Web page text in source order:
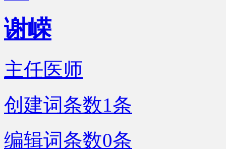
谢嵘
主任医师
创建词条数1条
编辑词条数0条